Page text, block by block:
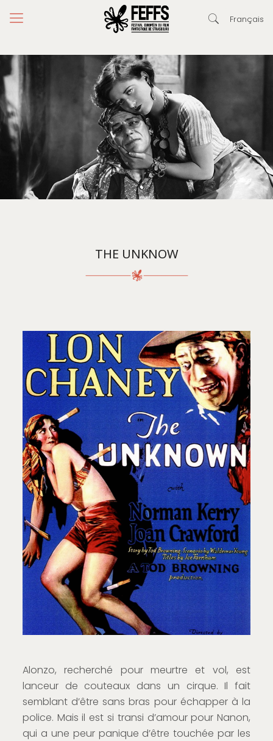
Français
THE UNKNOW
Alonzo, recherché pour meurtre et vol, est
lanceur de couteaux dans un cirque. Il fait
semblant d’être sans bras pour échapper à la
police. Mais il est si transi d’amour pour Nanon,
qui a une peur panique d’être touchée par les